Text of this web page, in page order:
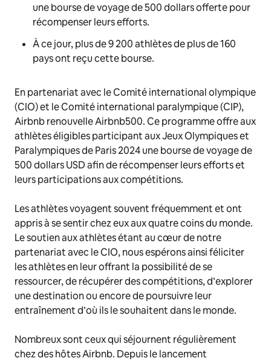
une bourse de voyage de 500 dollars offerte pour
récompenser leurs efforts.
À ce jour, plus de 9 200 athlètes de plus de 160
pays ont reçu cette bourse.
En partenariat avec le Comité international olympique
(CIO) et le Comité international paralympique (CIP),
Airbnb renouvelle Airbnb500. Ce programme offre aux
athlètes éligibles participant aux Jeux Olympiques et
Paralympiques de Paris 2024 une bourse de voyage de
500 dollars USD afin de récompenser leurs efforts et
leurs participations aux compétitions.
Les athlètes voyagent souvent fréquemment et ont
appris à se sentir chez eux aux quatre coins du monde.
Le soutien aux athlètes étant au cœur de notre
partenariat avec le CIO, nous espérons ainsi féliciter
les athlètes en leur offrant la possibilité de se
ressourcer, de récupérer des compétitions, d’explorer
une destination ou encore de poursuivre leur
entraînement d’où ils le souhaitent dans le monde.
Nombreux sont ceux qui séjournent régulièrement
chez des hôtes Airbnb. Depuis le lancement